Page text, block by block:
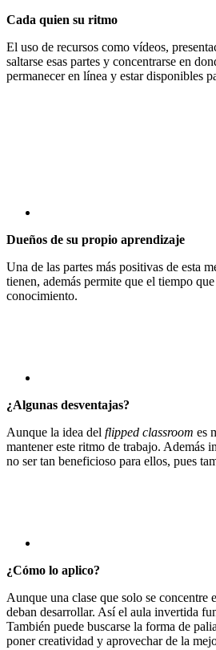
Cada quien su ritmo
El uso de recursos como vídeos,
saltarse esas partes y concentrarse en
permanecer en línea y estar disponibles
Dueños de su propio aprendizaje
Una de las partes más positivas de esta
tienen, además permite que el tiempo
conocimiento.
¿Algunas desventajas?
Aunque la idea del flipped classroom es
mantener este ritmo de trabajo. Además
no ser tan beneficioso para ellos, pues
¿Cómo lo aplico?
Aunque una clase que solo se
deban desarrollar. Así el aula invertida
También puede buscarse la forma de
poner creatividad y aprovechar de la